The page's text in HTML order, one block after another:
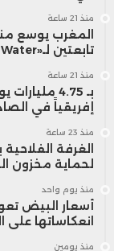
منذ 21 ساعة
المغرب يوسع
تابعتين لـ«OCP Green Water»
منذ 21 ساعة
بـ 4.75
إفريقياً في
منذ 23 ساعة
الغرفة
لحماية مخزون
منذ يوم واحد
أسعار البيض
انعكاساتها على
منذ يومين